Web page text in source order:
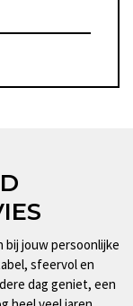
bij jouw persoonlijke
sfeervol en
dag geniet, een